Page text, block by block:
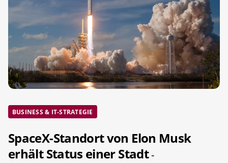
BUSINESS & IT-STRATEGIE
SpaceX-Standort von Elon Musk
erhält Status einer Stadt-